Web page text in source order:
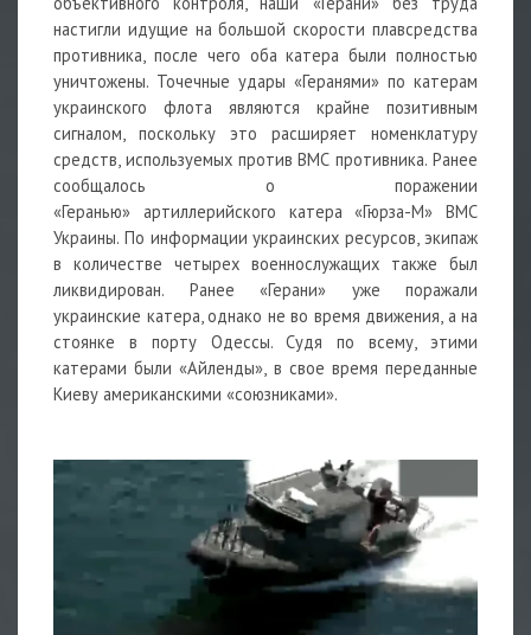
настигли идущие на большой скорости плавсредства
противника, после чего оба катера были полностью
уничтожены. Точечные удары «Геранями» по катерам
украинского
флота
являются крайне позитивным
сигналом, поскольку это расширяет номенклатуру
средств, используемых против ВМС противника. Ранее
сообщалось о поражении
«Геранью» артиллерийского
катера «Гюрза-М» ВМС
Украины. По информации украинских ресурсов, экипаж
в количестве четырех военнослужащих также был
ликвидирован. Ранее «Герани» уже поражали
украинские катера, однако не во время движения, а на
стоянке в порту Одессы. Судя по всему, этими
катерами были «Айленды», в свое время переданные
Киеву американскими «союзниками».